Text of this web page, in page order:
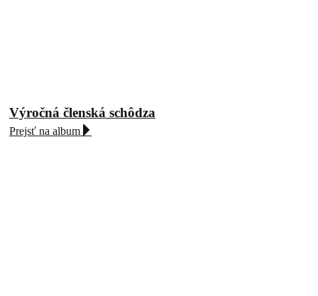
Výročná členská schôdza
Prejsť na album